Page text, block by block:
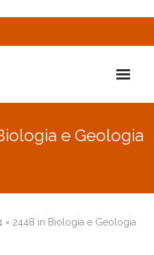
e Geologia
× 2448 in Biologia e Geologia